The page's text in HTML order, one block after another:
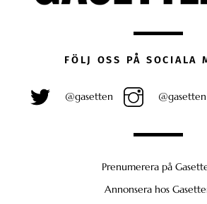
FÖLJ OSS PÅ SOCIALA
@gasetten @gasetten
Prenumerera på
Annonsera hos